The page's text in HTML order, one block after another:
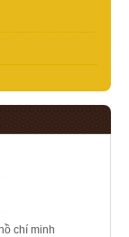
chí minh